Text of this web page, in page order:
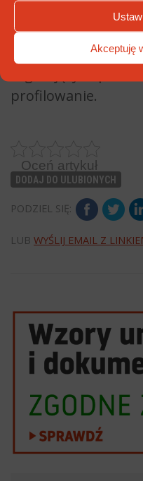
Akceptuję
formularzy
przetwarzanie
prawidłowa
profilowanie.
Oceń artykuł
DODAJ DO ULUBIONYCH
PODZIEL SIĘ:
LUB WYŚLIJ EMAIL Z